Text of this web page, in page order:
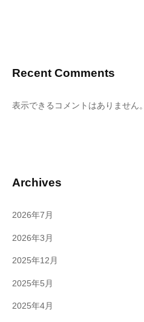
Recent Comments
表示できるコメントはありません。
Archives
2026年7月
2026年3月
2025年12月
2025年5月
2025年4月